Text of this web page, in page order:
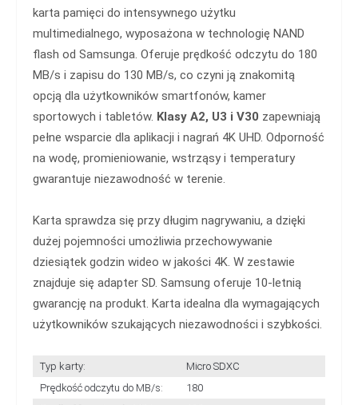
karta pamięci do intensywnego użytku
multimedialnego, wyposażona w technologię NAND
flash od Samsunga. Oferuje prędkość odczytu do 180
MB/s i zapisu do 130 MB/s, co czyni ją znakomitą
opcją dla użytkowników smartfonów, kamer
sportowych i tabletów. Klasy A2, U3 i V30 zapewniają
pełne wsparcie dla aplikacji i nagrań 4K UHD. Odporność
na wodę, promieniowanie, wstrząsy i temperatury
gwarantuje niezawodność w terenie.
Karta sprawdza się przy długim nagrywaniu, a dzięki
dużej pojemności umożliwia przechowywanie
dziesiątek godzin wideo w jakości 4K. W zestawie
znajduje się adapter SD. Samsung oferuje 10-letnią
gwarancję na produkt. Karta idealna dla wymagających
użytkowników szukających niezawodności i szybkości.
Typ karty:
Micro SDXC
Prędkość odczytu do MB/s:
180